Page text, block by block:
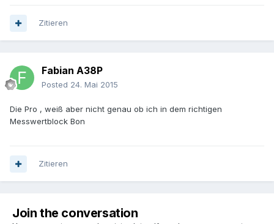
Zitieren
Fabian A38P
Posted 24. Mai 2015
Die Pro , weiß aber nicht genau ob ich in dem richtigen
Messwertblock Bon
Zitieren
Join the conversation